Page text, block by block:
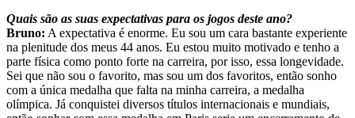
Quais são as suas expectativas para os jogos deste ano?
Bruno: A expectativa é enorme. Eu sou um cara bastante experiente
na plenitude dos meus 44 anos. Eu estou muito motivado e tenho a
parte física como ponto forte na carreira, por isso, essa longevidade.
Sei que não sou o favorito, mas sou um dos favoritos, então sonho
com a única medalha que falta na minha carreira, a medalha
olímpica. Já conquistei diversos títulos internacionais e mundiais,